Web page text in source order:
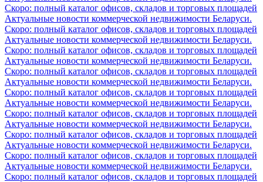
Скоро: полный каталог офисов, складов и торговых площадей
Актуальные новости коммерческой недвижимости Беларуси.
Скоро: полный каталог офисов, складов и торговых площадей
Актуальные новости коммерческой недвижимости Беларуси.
Скоро: полный каталог офисов, складов и торговых площадей
Актуальные новости коммерческой недвижимости Беларуси.
Скоро: полный каталог офисов, складов и торговых площадей
Актуальные новости коммерческой недвижимости Беларуси.
Скоро: полный каталог офисов, складов и торговых площадей
Актуальные новости коммерческой недвижимости Беларуси.
Скоро: полный каталог офисов, складов и торговых площадей
Актуальные новости коммерческой недвижимости Беларуси.
Скоро: полный каталог офисов, складов и торговых площадей
Актуальные новости коммерческой недвижимости Беларуси.
Скоро: полный каталог офисов, складов и торговых площадей
Актуальные новости коммерческой недвижимости Беларуси.
Скоро: полный каталог офисов, складов и торговых площадей